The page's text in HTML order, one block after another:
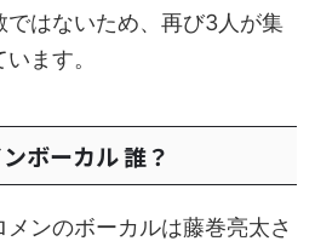
ではないため、再び3人が集
ます。
ボーカル 誰？
ンのボーカルは藤巻亮太さ